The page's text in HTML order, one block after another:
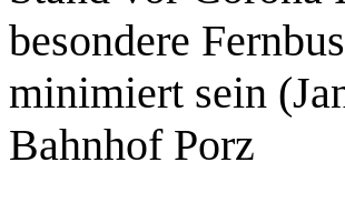
besondere
minimiert sein
Bahnhof Porz